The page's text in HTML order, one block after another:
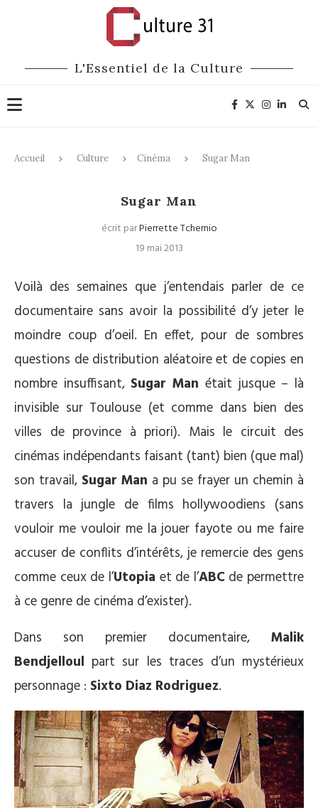
L'Essentiel de la Culture
Accueil Culture Cinéma Sugar Man
Sugar Man
écrit parPierrette Tchernio
19 mai 2013
Voilà des semaines que j’entendais parler de ce
documentaire sans avoir la possibilité d’y jeter le
moindre coup d’oeil. En effet, pour de sombres
questions de distribution aléatoire et de copies en
nombre insuffisant, Sugar Man était jusque – là
invisible sur Toulouse (et comme dans bien des
villes de province à priori). Mais le circuit des
cinémas indépendants faisant (tant) bien (que mal)
son travail, Sugar Man a pu se frayer un chemin à
travers la jungle de films hollywoodiens (sans
vouloir me vouloir me la jouer fayote ou me faire
accuser de conflits d’intérêts, je remercie des gens
comme ceux de l’Utopia et de l’ABC de permettre
à ce genre de cinéma d’exister).
Dans son premier documentaire, Malik
Bendjelloul part sur les traces d’un mystérieux
personnage : Sixto Diaz Rodriguez.